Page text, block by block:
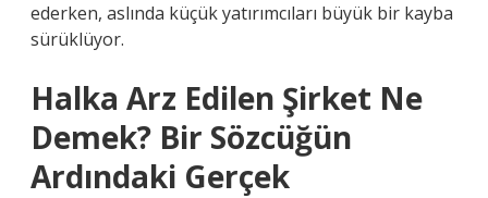
ederken, aslında küçük yatırımcıları büyük bir kayba
sürüklüyor.
Halka Arz Edilen Şirket Ne
Demek? Bir Sözcüğün
Ardındaki Gerçek